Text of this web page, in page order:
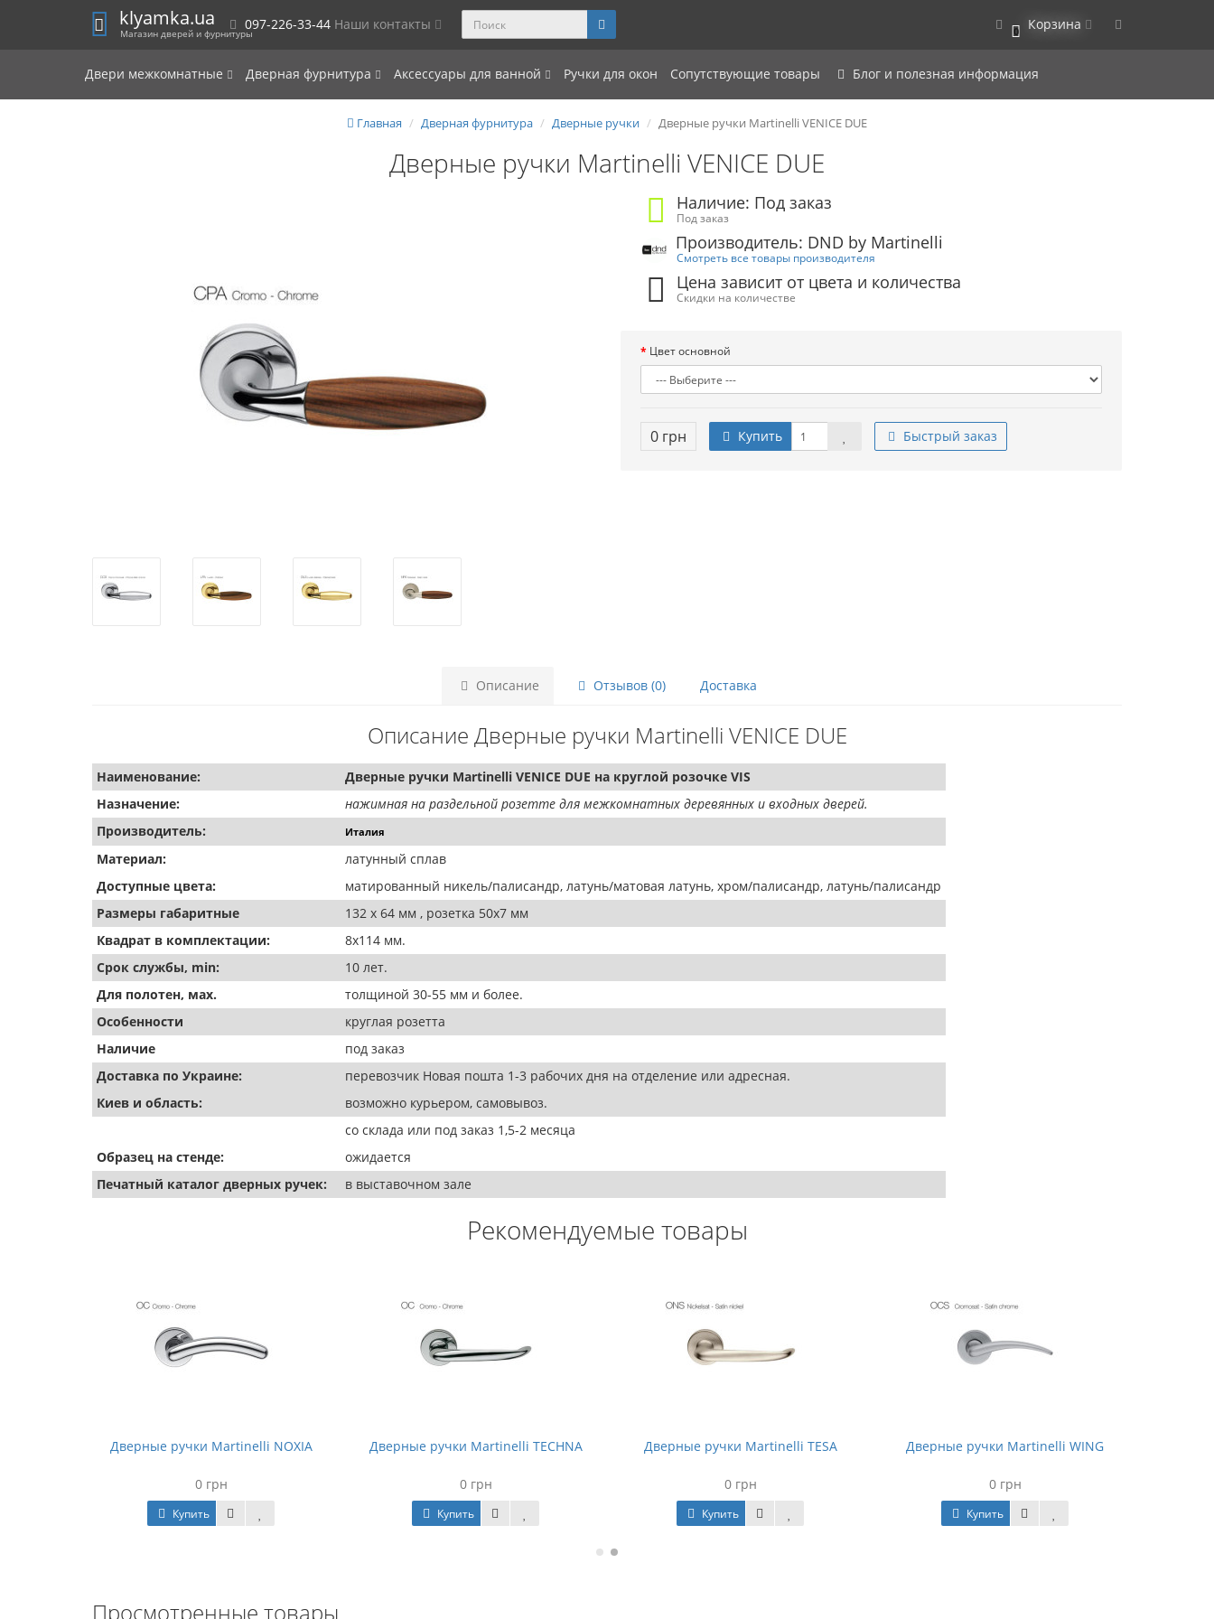
klyamka.ua
Магазин дверей и фурнитуры
097-226-33-44 Наши контакты 0 Корзина
Двери межкомнатные Дверная фурнитура Аксессуары для ванной Ручки для окон Сопутствующие товары Блог и полезная информация
Главная Дверная фурнитура Дверные ручки Дверные ручки Martinelli VENICE DUE
Дверные ручки Martinelli VENICE DUE
Наличие: Под заказ
Под заказ
Производитель: DND by Martinelli
Смотреть все товары производителя
Цена зависит от цвета и количества
Скидки на количестве
Цвет основной
0 грн Купить Быстрый заказ
Описание Отзывов (0) Доставка
Описание Дверные ручки Martinelli VENICE DUE
Наименование:
Дверные ручки Martinelli VENICE DUE на круглой розочке VIS
Назначение:
нажимная на раздельной розетте для межкомнатных деревянных и входных дверей.
Производитель:
Италия
Материал:
латунный сплав
Доступные цвета:
матированный никель/палисандр, латунь/матовая латунь, хром/палисандр, латунь/палисандр
Размеры габаритные
132 х 64 мм , розетка 50х7 мм
Квадрат в комплектации:
8х114 мм.
Срок службы, min:
10 лет.
Для полотен, мах.
толщиной 30-55 мм и более.
Особенности
круглая розетта
Наличие
под заказ
Доставка по Украине:
перевозчик Новая пошта 1-3 рабочих дня на отделение или адресная.
Киев и область:
возможно курьером, самовывоз.
со склада или под заказ 1,5-2 месяца
Образец на стенде:
ожидается
Печатный каталог дверных ручек:
в выставочном зале
Рекомендуемые товары
Дверные ручки Martinelli NOXIA
0 грн
Купить
Дверные ручки Martinelli TECHNA
0 грн
Купить
Дверные ручки Martinelli TESA
0 грн
Купить
Дверные ручки Martinelli WING
0 грн
Купить
Просмотренные товары